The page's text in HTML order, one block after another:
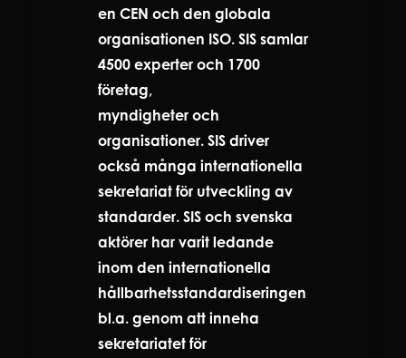
en CEN och den globala
organisationen ISO. SIS samlar
4500 experter och 1700
företag,
myndigheter och
organisationer. SIS driver
också många internationella
sekretariat för utveckling av
standarder. SIS och svenska
aktörer har varit ledande
inom den internationella
hållbarhetsstandardiseringen
bl.a. genom att inneha
sekretariatet för